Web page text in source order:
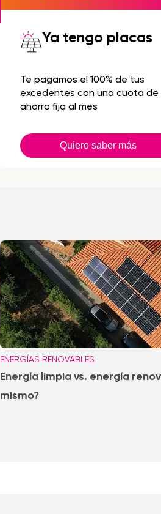
Ya tengo placas
Te pagamos el 100% de tus
excedentes con una cuota de
ahorro fija al mes
Quiero saber más
ENERGÍAS RENOVABLES
Energía limpia vs. energía
mismo?